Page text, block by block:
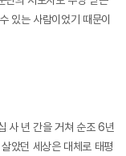
있는 사람이었기 때문이
사 년 간을 거쳐 순조 6년
았던 세상은 대체로 태평